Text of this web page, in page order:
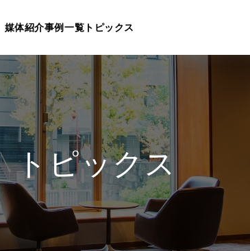
媒体紹介事例一覧 トピックス
トピックス